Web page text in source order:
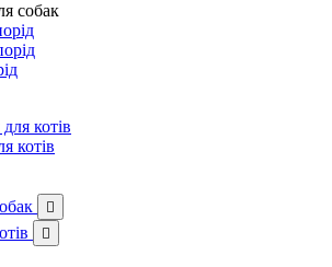
собак
котів
котів

